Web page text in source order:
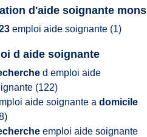
d'aide soignante mons
emploi aide soignante (1)
d aide soignante
d emploi aide
(122)
aide soignante a domicile
emploi aide soignante